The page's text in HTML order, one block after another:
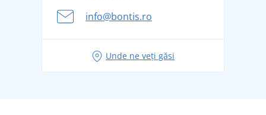
Aventura de vară începe cu bagajul - pregătiți-vă
pentru vacanță fără griji
Tricoul preferat City în rol principal: ținute pentru
info@bontis.ro
Unde ne veți găsi